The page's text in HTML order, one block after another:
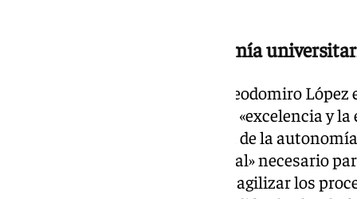
El rector defiende la autonomía
Durante su discurso, el rector Teodomiro
como un paso adelante hacia la «excelencia y
López incidió en la importancia de la
como un «derecho constitucional» necesario
propio rumbo, retener talento y agilizar los